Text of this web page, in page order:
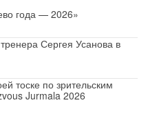
года — 2026»
Сергея Усанова в
тоске по зрительским
Jurmala 2026